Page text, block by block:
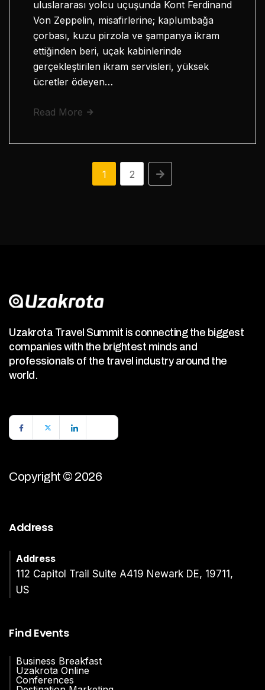
uluslararası yolcu uçuşunda Kont Ferdinand
Von Zeppelin, misafirlerine; kaplumbağa
çorbası, kuzu pirzola ve şampanya ikram
ettiğinden beri, uçak kabinlerinde
gerçekleştirilen ikram servisleri, yüksek
ücretler ödeyen…
Read More
1 2
Uzakrota Travel Summit is connecting the biggest
companies with the brightest minds and
professionals of the travel industry around the
world.
Copyright © 2026
Address
Address
112 Capitol Trail Suite A419 Newark DE, 19711,
US
Find Events
Business Breakfast
Uzakrota Online
Conferences